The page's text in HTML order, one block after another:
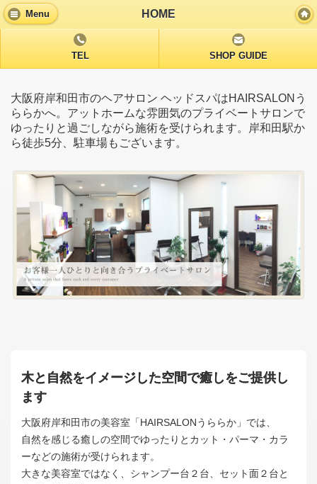
Menu HOME
TEL SHOP GUIDE
大阪府岸和田市のヘアサロン ヘッドスパはHAIRSALONう
ららかへ。アットホームな雰囲気のプライベートサロンで
ゆったりと過ごしながら施術を受けられます。岸和田駅か
ら徒歩5分、駐車場もございます。
木と自然をイメージした空間で癒しをご提供し
ます
大阪府岸和田市の美容室「HAIRSALONうららか」では、
自然を感じる癒しの空間でゆったりとカット・パーマ・カラ
ーなどの施術が受けられます。
大きな美容室ではなく、シャンプー台２台、セット面２台と